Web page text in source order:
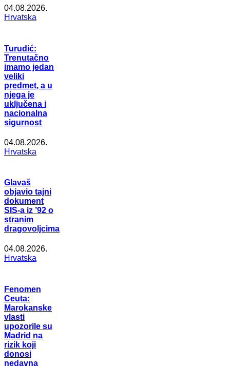
04.08.2026.
Hrvatska
Turudić:
Trenutačno
imamo jedan
veliki
predmet, a u
njega je
uključena i
nacionalna
sigurnost
04.08.2026.
Hrvatska
Glavaš
objavio tajni
dokument
SIS-a iz ’92 o
stranim
dragovoljcima
04.08.2026.
Hrvatska
Fenomen
Ceuta:
Marokanske
vlasti
upozorile su
Madrid na
rizik koji
donosi
nedavna